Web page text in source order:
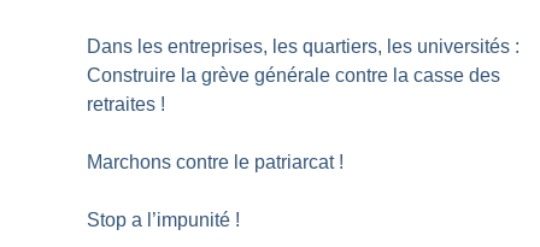
Dans les entreprises, les quartiers, les universités :
Construire la grève générale contre la casse des
retraites !
Marchons contre le patriarcat !
Stop a l’impunité !